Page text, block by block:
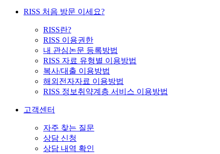
RISS 처음 방문 이세요?
RISS란?
RISS 이용권한
내 관심논문 등록방법
RISS 자료 유형별 이용방법
복사/대출 이용방법
해외전자자료 이용방법
RISS 정보취약계층 서비스 이용방법
고객센터
자주 찾는 질문
상담 신청
상담 내역 확인